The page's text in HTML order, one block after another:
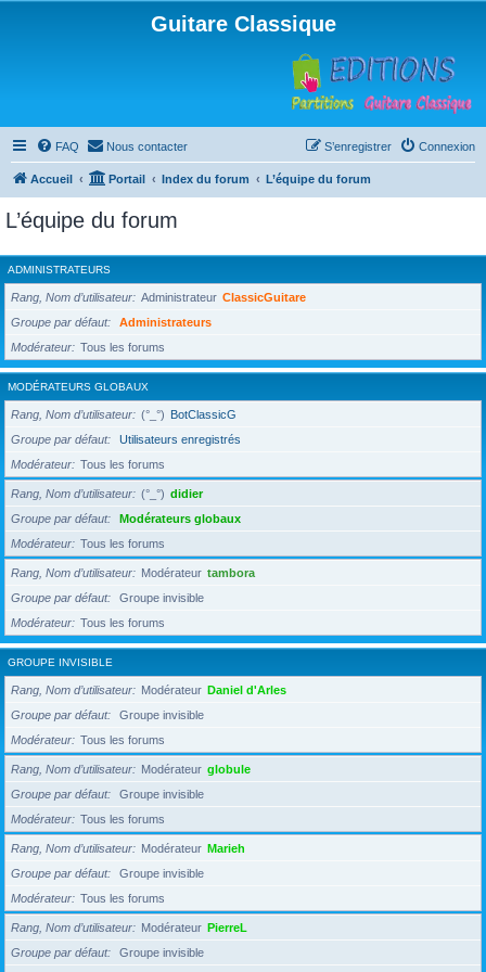
Guitare Classique
FAQ Nous contacter Connexion
S’enregistrer
Accueil Portail Index du forum L’équipe du forum
L’équipe du forum
ADMINISTRATEURS
Rang, Nom d’utilisateur Administrateur ClassicGuitare
Groupe par défaut
Administrateurs
Modérateur
Tous les forums
MODÉRATEURS GLOBAUX
Rang, Nom d’utilisateur (°_°) BotClassicG
Groupe par défaut
Utilisateurs enregistrés
Modérateur
Tous les forums
Rang, Nom d’utilisateur (°_°) didier
Groupe par défaut
Modérateurs globaux
Modérateur
Tous les forums
Rang, Nom d’utilisateur Modérateur tambora
Groupe par défaut
Groupe invisible
Modérateur
Tous les forums
GROUPE INVISIBLE
Rang, Nom d’utilisateur Modérateur Daniel d'Arles
Groupe par défaut
Groupe invisible
Modérateur
Tous les forums
Rang, Nom d’utilisateur Modérateur globule
Groupe par défaut
Groupe invisible
Modérateur
Tous les forums
Rang, Nom d’utilisateur Modérateur Marieh
Groupe par défaut
Groupe invisible
Modérateur
Tous les forums
Rang, Nom d’utilisateur Modérateur PierreL
Groupe par défaut
Groupe invisible